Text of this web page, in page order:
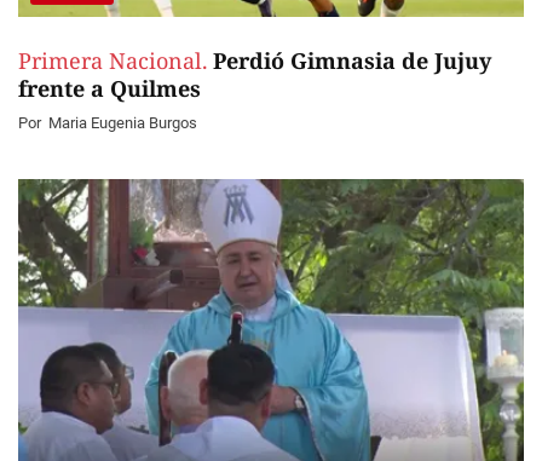
Primera Nacional. Perdió Gimnasia de Jujuy
frente a Quilmes
Por Maria Eugenia Burgos